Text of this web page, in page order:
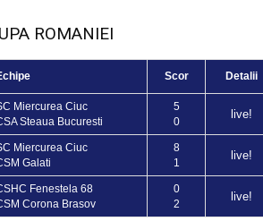
ROMANIEI
Scor Detalii
Miercurea Ciuc
Steaua Bucuresti
5
0
live!
Miercurea Ciuc
Galati
8
1
live!
Fenestela 68
Corona Brasov
0
2
live!